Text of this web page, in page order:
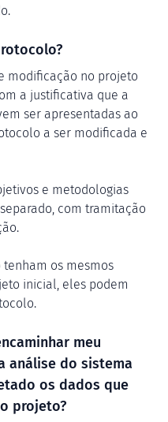
modificação no projeto
a justificativa que a
ser apresentadas ao
a ser modificada e
e metodologias
com tramitação
tenham os mesmos
inicial, eles podem
meu
análise do sistema
os dados que
projeto?